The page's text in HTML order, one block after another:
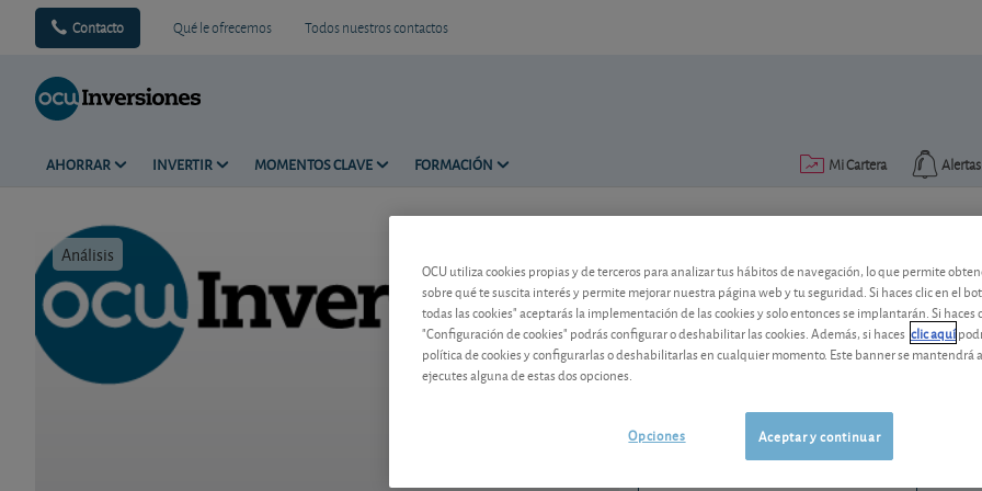
Contacto Qué le ofrecemos Todos nuestros contactos
AHORRAR INVERTIR MOMENTOS CLAVE FORMACIÓN Alertas
Mi Cartera
Análisis
Iberdrola: apuesta por la
La eléctrica española confía en el
07/08/2026 Madrid
-0,02 EUR (-0,10 %)
OCU utiliza cookies propias y de terceros para analizar tus hábitos de navegación, lo que permite
sobre qué te suscita interés y permite mejorar nuestra página web y tu seguridad. Si haces clic en el
todas las cookies" aceptarás la implementación de las cookies y solo entonces se implantarán. Si haces
"Configuración de cookies" podrás configurar o deshabilitar las cookies. Además, si haces clic aquí
política de cookies y configurarlas o deshabilitarlas en cualquier momento. Este banner se mantendrá
ejecutes alguna de estas dos opciones.
Aceptar y continuar
Opciones